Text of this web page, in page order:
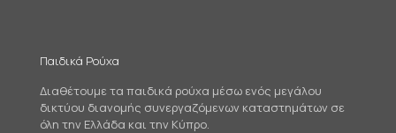
Παιδικά Ρούχα
Διαθέτουμε τα παιδικά ρούχα μέσω ενός μεγάλου
δικτύου διανομής συνεργαζόμενων καταστημάτων σε
όλη την Ελλάδα και την Κύπρο.